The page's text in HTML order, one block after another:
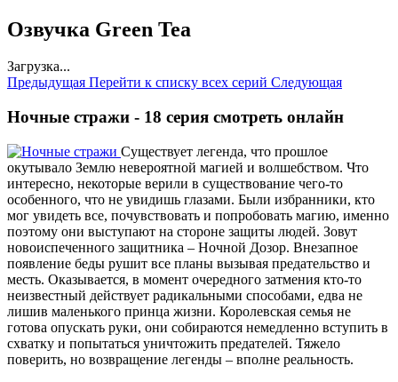
Озвучка Green Tea
Загрузка...
Предыдущая Перейти к списку всех серий Следующая
Ночные стражи - 18 серия смотреть онлайн
Существует легенда, что прошлое
окутывало Землю невероятной магией и волшебством. Что
интересно, некоторые верили в существование чего-то
особенного, что не увидишь глазами. Были избранники, кто
мог увидеть все, почувствовать и попробовать магию, именно
поэтому они выступают на стороне защиты людей. Зовут
новоиспеченного защитника – Ночной Дозор. Внезапное
появление беды рушит все планы вызывая предательство и
месть. Оказывается, в момент очередного затмения кто-то
неизвестный действует радикальными способами, едва не
лишив маленького принца жизни. Королевская семья не
готова опускать руки, они собираются немедленно вступить в
схватку и попытаться уничтожить предателей. Тяжело
поверить, но возвращение легенды – вполне реальность.